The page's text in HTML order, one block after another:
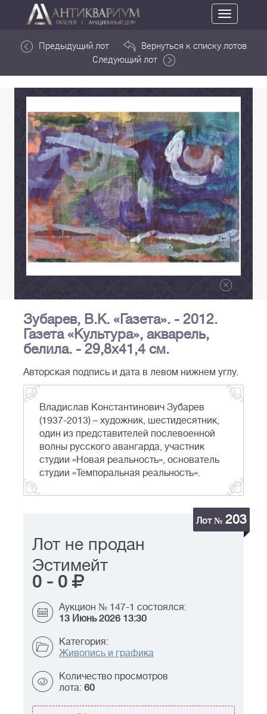
Toggle
navigation
Предыдущий лот
Вернуться к списку лотов
Следующий лот
Зубарев, В.К. «Газета». - 2012.
Газета «Культура», акварель,
белила. - 29,8х41,4 см.
Авторская подпись и дата в левом нижнем углу.
Владислав Константинович Зубарев
(1937-2013) – художник, шестидесятник,
один из представителей послевоенной
волны русского авангарда, участник
студии «Новая реальность», основатель
студии «Темпоральная реальность».
Лот № 203
Лот не продан
Эстимейт
0 - 0
Аукцион № 147-1 состоялся:
13 Июнь 2026 13:30
Категория:
Живопись и графика
Количество просмотров
лота: 60